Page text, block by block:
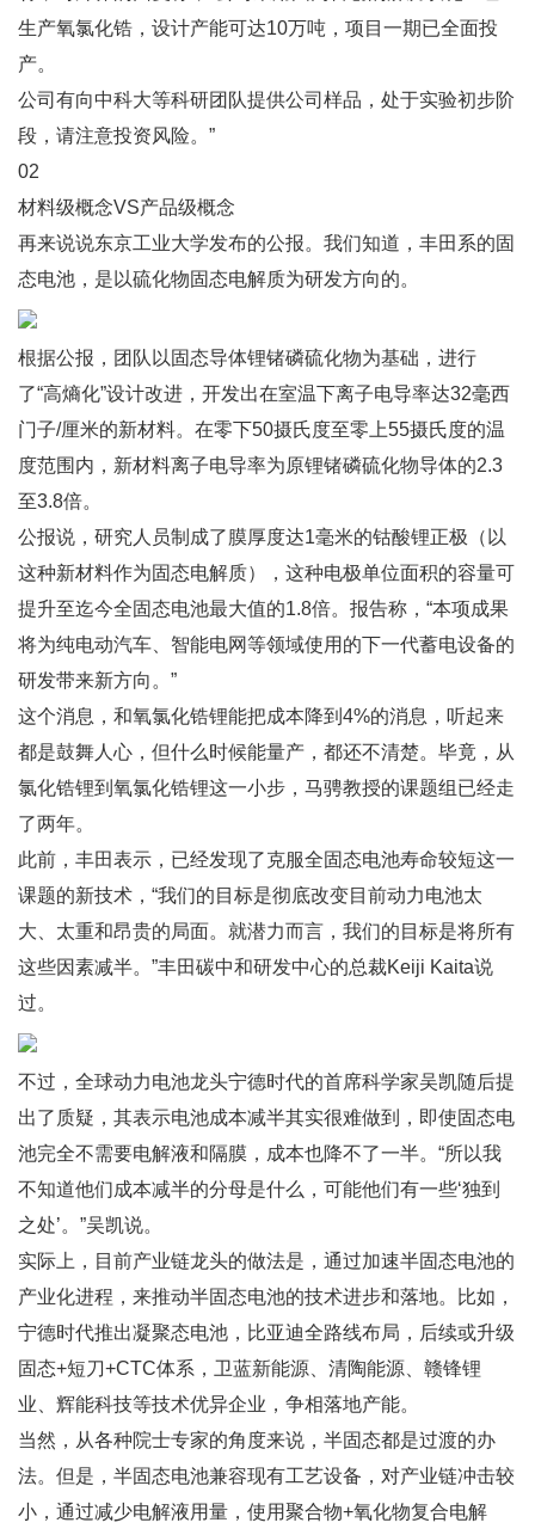
生产氧氯化锆，设计产能可达10万吨，项目一期已全面投
产。
公司有向中科大等科研团队提供公司样品，处于实验初步阶
段，请注意投资风险。”
02
材料级概念VS产品级概念
再来说说东京工业大学发布的公报。我们知道，丰田系的固
态电池，是以硫化物固态电解质为研发方向的。
根据公报，团队以固态导体锂锗磷硫化物为基础，进行
了“高熵化”设计改进，开发出在室温下离子电导率达32毫西
门子/厘米的新材料。在零下50摄氏度至零上55摄氏度的温
度范围内，新材料离子电导率为原锂锗磷硫化物导体的2.3
至3.8倍。
公报说，研究人员制成了膜厚度达1毫米的钴酸锂正极（以
这种新材料作为固态电解质），这种电极单位面积的容量可
提升至迄今全固态电池最大值的1.8倍。报告称，“本项成果
将为纯电动汽车、智能电网等领域使用的下一代蓄电设备的
研发带来新方向。”
这个消息，和氧氯化锆锂能把成本降到4%的消息，听起来
都是鼓舞人心，但什么时候能量产，都还不清楚。毕竟，从
氯化锆锂到氧氯化锆锂这一小步，马骋教授的课题组已经走
了两年。
此前，丰田表示，已经发现了克服全固态电池寿命较短这一
课题的新技术，“我们的目标是彻底改变目前动力电池太
大、太重和昂贵的局面。就潜力而言，我们的目标是将所有
这些因素减半。”丰田碳中和研发中心的总裁Keiji Kaita说
过。
不过，全球动力电池龙头宁德时代的首席科学家吴凯随后提
出了质疑，其表示电池成本减半其实很难做到，即使固态电
池完全不需要电解液和隔膜，成本也降不了一半。“所以我
不知道他们成本减半的分母是什么，可能他们有一些‘独到
之处’。”吴凯说。
实际上，目前产业链龙头的做法是，通过加速半固态电池的
产业化进程，来推动半固态电池的技术进步和落地。比如，
宁德时代推出凝聚态电池，比亚迪全路线布局，后续或升级
固态+短刀+CTC体系，卫蓝新能源、清陶能源、赣锋锂
业、辉能科技等技术优异企业，争相落地产能。
当然，从各种院士专家的角度来说，半固态都是过渡的办
法。但是，半固态电池兼容现有工艺设备，对产业链冲击较
小，通过减少电解液用量，使用聚合物+氧化物复合电解